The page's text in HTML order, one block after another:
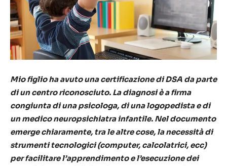
Mio figlio ha avuto una certificazione di DSA da parte
di un centro riconosciuto. La diagnosi è a firma
congiunta di una psicologa, di una logopedista e di
un medico neuropsichiatra infantile. Nel documento
emerge chiaramente, tra le altre cose, la necessità di
strumenti tecnologici (computer, calcolatrici, ecc)
per facilitare l’apprendimento e l’esecuzione dei